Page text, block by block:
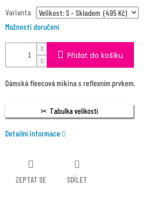
Varianta
Možnosti doručení
Přidat do košíku
Dámská fleecová mikina s reflexním prvkem.
Tabulka velikostí
Detailní informace
ZEPTAT SE SDÍLET